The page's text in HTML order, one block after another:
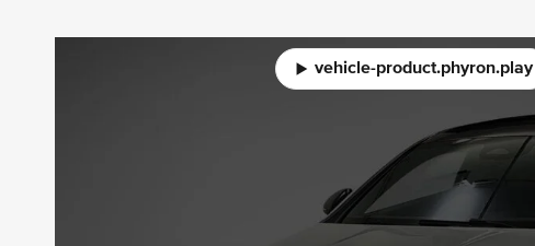
vehicle-product.phyron.play